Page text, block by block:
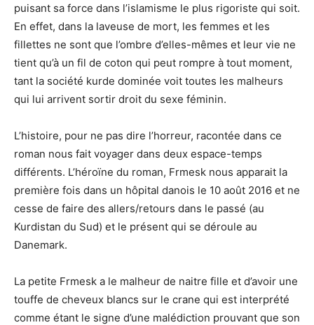
puisant sa force dans l’islamisme le plus rigoriste qui soit.
En effet, dans la laveuse de mort, les femmes et les
fillettes ne sont que l’ombre d’elles-mêmes et leur vie ne
tient qu’à un fil de coton qui peut rompre à tout moment,
tant la société kurde dominée voit toutes les malheurs
qui lui arrivent sortir droit du sexe féminin.
L’histoire, pour ne pas dire l’horreur, racontée dans ce
roman nous fait voyager dans deux espace-temps
différents. L’héroïne du roman, Frmesk nous apparait la
première fois dans un hôpital danois le 10 août 2016 et ne
cesse de faire des allers/retours dans le passé (au
Kurdistan du Sud) et le présent qui se déroule au
Danemark.
La petite Frmesk a le malheur de naitre fille et d’avoir une
touffe de cheveux blancs sur le crane qui est interprété
comme étant le signe d’une malédiction prouvant que son